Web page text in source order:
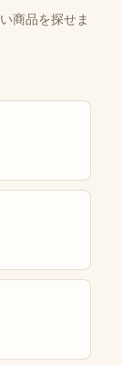
商品を探せま